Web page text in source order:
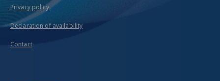
Privacy policy
Declaration of availability
Contact